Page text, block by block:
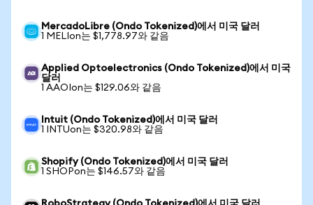
MercadoLibre (Ondo Tokenized)에서 미국 달러
1 MELIon는 $1,778.97와 같음
Applied Optoelectronics (Ondo Tokenized)에서 미국
달러
1 AAOIon는 $129.06와 같음
Intuit (Ondo Tokenized)에서 미국 달러
1 INTUon는 $320.98와 같음
Shopify (Ondo Tokenized)에서 미국 달러
1 SHOPon는 $146.57와 같음